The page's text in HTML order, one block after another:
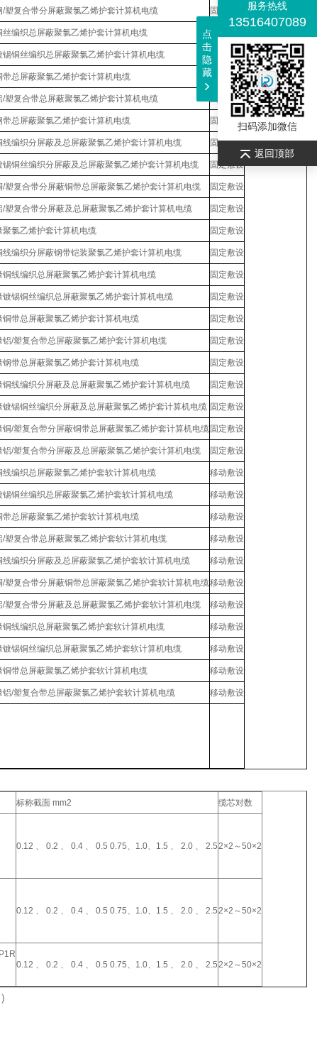
/塑复合带分屏蔽聚氯乙烯护套计算机电缆 固定敷设
丝编织总屏蔽聚氯乙烯护套计算机电缆 固定敷设
锡铜丝编织总屏蔽聚氯乙烯护套计算机电缆 固定敷设
带总屏蔽聚氯乙烯护套计算机电缆 固定敷设
/塑复合带总屏蔽聚氯乙烯护套计算机电缆 固定敷设
带总屏蔽聚氯乙烯护套计算机电缆 固定敷设
线编织分屏蔽及总屏蔽聚氯乙烯护套计算机电缆 固定敷设
锡铜丝编织分屏蔽及总屏蔽聚氯乙烯护套计算机电缆 固定敷设
/塑复合带分屏蔽铜带总屏蔽聚氯乙烯护套计算机电缆 固定敷设
/塑复合带分屏蔽及总屏蔽聚氯乙烯护套计算机电缆 固定敷设
聚氯乙烯护套计算机电缆 固定敷设
线编织分屏蔽钢带铠装聚氯乙烯护套计算机电缆 固定敷设
铜线编织总屏蔽聚氯乙烯护套计算机电缆 固定敷设
镀锡铜丝编织总屏蔽聚氯乙烯护套计算机电缆 固定敷设
铜带总屏蔽聚氯乙烯护套计算机电缆 固定敷设
铝/塑复合带总屏蔽聚氯乙烯护套计算机电缆 固定敷设
钢带总屏蔽聚氯乙烯护套计算机电缆 固定敷设
铜线编织分屏蔽及总屏蔽聚氯乙烯护套计算机电缆 固定敷设
镀锡铜丝编织分屏蔽及总屏蔽聚氯乙烯护套计算机电缆 固定敷设
铜/塑复合带分屏蔽铜带总屏蔽聚氯乙烯护套计算机电缆 固定敷设
铝/塑复合带分屏蔽及总屏蔽聚氯乙烯护套计算机电缆 固定敷设
线编织总屏蔽聚氯乙烯护套软计算机电缆 移动敷设
锡铜丝编织总屏蔽聚氯乙烯护套软计算机电缆 移动敷设
带总屏蔽聚氯乙烯护套软计算机电缆 移动敷设
/塑复合带总屏蔽聚氯乙烯护套软计算机电缆 移动敷设
线编织分屏蔽及总屏蔽聚氯乙烯护套软计算机电缆 移动敷设
/塑复合带分屏蔽铜带总屏蔽聚氯乙烯护套软计算机电缆移动敷设
/塑复合带分屏蔽及总屏蔽聚氯乙烯护套软计算机电缆 移动敷设
铜线编织总屏蔽聚氯乙烯护套软计算机电缆 移动敷设
镀锡铜丝编织总屏蔽聚氯乙烯护套软计算机电缆 移动敷设
铜带总屏蔽聚氯乙烯护套软计算机电缆 移动敷设
铝/塑复合带总屏蔽聚氯乙烯护套软计算机电缆 移动敷设
标称截面 mm2 缆芯对数
0.12 、 0.2 、 0.4 、 0.5 0.75、1.0、1.5 、 2.0 、 2.52×2～50×2
0.12 、 0.2 、 0.4 、 0.5 0.75、1.0、1.5 、 2.0 、 2.52×2～50×2
0.12 、 0.2 、 0.4 、 0.5 0.75、1.0、1.5 、 2.0 、 2.52×2～50×2
服务热线
13516407089
扫码添加微信
返回顶部
点
击
隐
藏